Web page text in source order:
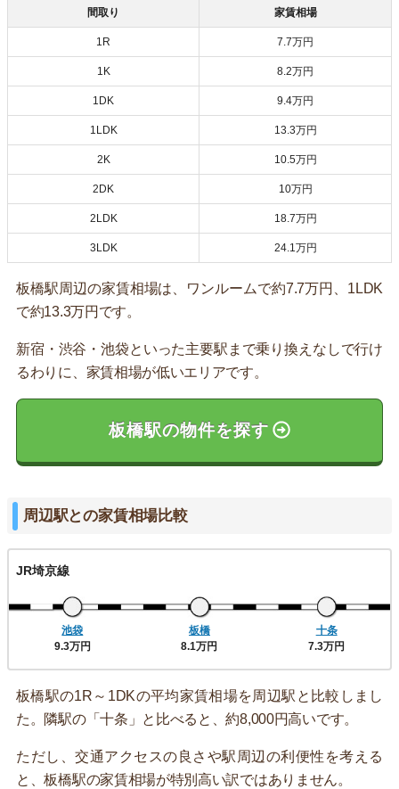
間取り 家賃相場
1R 7.7万円
1K 8.2万円
1DK 9.4万円
1LDK 13.3万円
2K 10.5万円
2DK 10万円
2LDK 18.7万円
3LDK 24.1万円
板橋駅周辺の家賃相場は、ワンルームで約7.7万円、1LDK
で約13.3万円です。
新宿・渋谷・池袋といった主要駅まで乗り換えなしで行け
るわりに、家賃相場が低いエリアです。
板橋駅の物件を探す
周辺駅との家賃相場比較
JR埼京線
池袋
9.3万円
板橋
8.1万円
十条
7.3万円
板橋駅の1R～1DKの平均家賃相場を周辺駅と比較しまし
た。隣駅の「十条」と比べると、約8,000円高いです。
ただし、交通アクセスの良さや駅周辺の利便性を考える
と、板橋駅の家賃相場が特別高い訳ではありません。